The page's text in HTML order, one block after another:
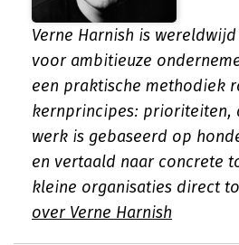
Verne Harnish is
voor ambitieuze
een praktische methodiek
kernprincipes: prioriteiten,
werk is gebaseerd op
en vertaald naar concrete
kleine organisaties direct
over Verne Harnish